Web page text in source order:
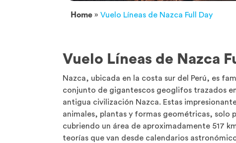
Home » Vuelo Líneas de Nazca Full Day
Vuelo Líneas de Nazca
Nazca, ubicada en la costa sur del Perú, es
conjunto de gigantescos geoglifos trazados
antigua civilización Nazca. Estas
animales, plantas y formas geométricas, solo
cubriendo un área de aproximadamente 517
teorías que van desde calendarios